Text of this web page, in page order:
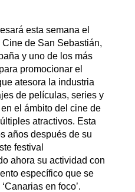
esta semana el
de San Sebastián,
y uno de los más
promocionar el
atesora la industria
de películas, series y
el ámbito del cine de
atractivos. Esta
años después de su
festival
ahora su actividad con
específico que se
en foco’.